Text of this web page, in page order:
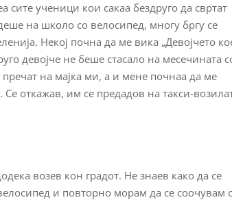
ученици кои сакаа бездруго да свртат
на школо со велосипед, многу бргу се
Некој почна да ме вика „Девојчето
девојче не беше стасало на месечината
на мајка ми, а и мене почнаа да ме
откажав, им се предадов на такси-
возев кон градот. Не знаев како да се
и повторно морам да се соочувам